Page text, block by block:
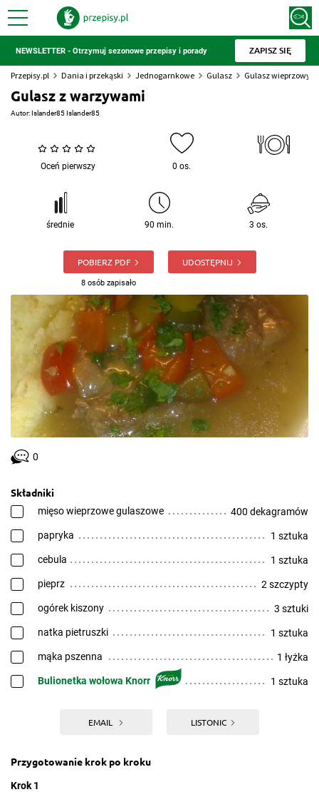
NEWSLETTER - Otrzymuj sezonowe przepisy i porady ZAPISZ SIĘ
Przepisy.pl Dania i przekąski Jednogarnkowe Gulasz Gulasz wieprzowy
Gulasz z warzywami
Autor:Islander85 Islander85
Oceń pierwszy 0 os.
średnie 90 min. 3 os.
POBIERZ PDF
8 osób zapisało
UDOSTĘPNIJ
0
Składniki
mięso wieprzowe gulaszowe 400 dekagramów
papryka 1 sztuka
cebula 1 sztuka
pieprz 2 szczypty
ogórek kiszony 3 sztuki
natka pietruszki 1 sztuka
mąka pszenna 1 łyżka
Bulionetka wołowa Knorr 1 sztuka
EMAIL LISTONIC
Przygotowanie krok po kroku
Krok 1